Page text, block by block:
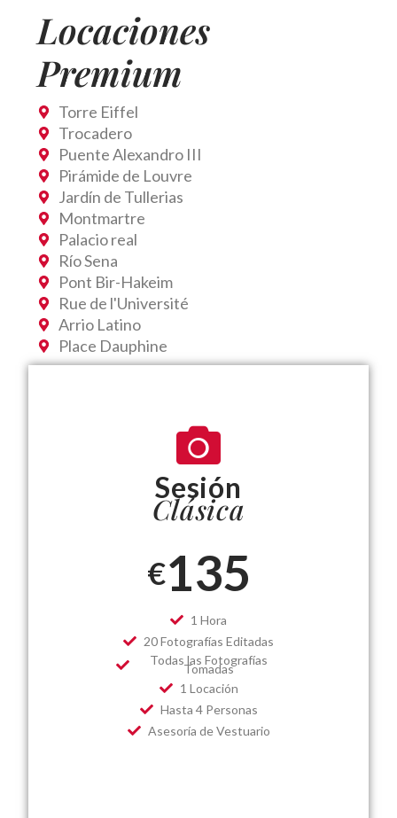
Locaciones
Premium
Torre Eiffel
Trocadero
Puente Alexandro III
Pirámide de Louvre
Jardín de Tullerias
Montmartre
Palacio real
Río Sena
Pont Bir-Hakeim
Rue de l'Université
Arrio Latino
Place Dauphine
Sesión
Clásica
€135
1 Hora
20 Fotografías Editadas
Todas las Fotografías
Tomadas
1 Locación
Hasta 4 Personas
Asesoría de Vestuario